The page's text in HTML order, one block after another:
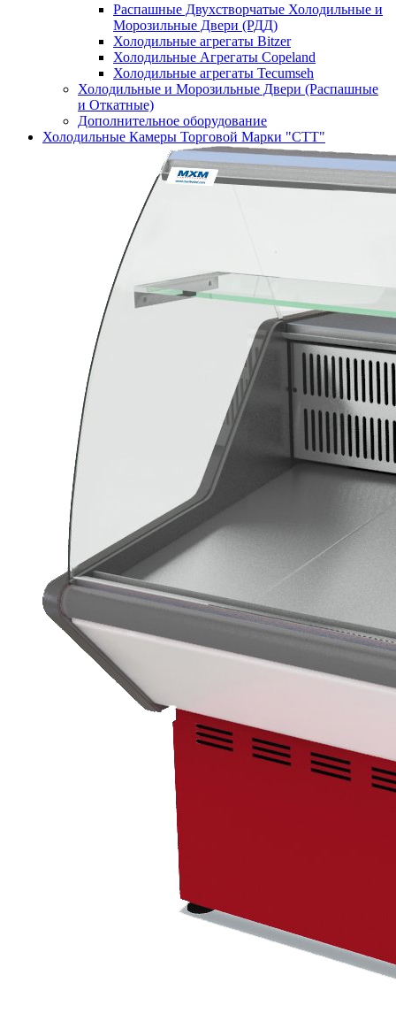
Распашные Двухстворчатые Холодильные и
Морозильные Двери (РДД)
Холодильные агрегаты Bitzer
Холодильные Агрегаты Copeland
Холодильные агрегаты Tecumseh
Холодильные и Морозильные Двери (Распашные
и Откатные)
Дополнительное оборудование
Холодильные Камеры Торговой Марки "СТТ"